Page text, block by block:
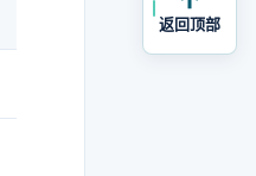
返回顶部